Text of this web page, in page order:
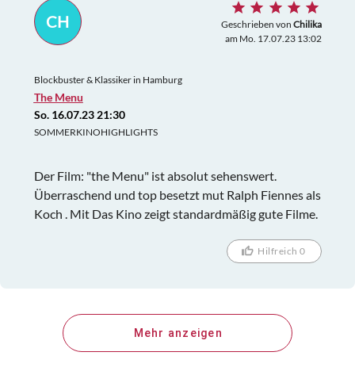
CH Geschrieben von Chilika
am Mo. 17.07.23 13:02
Blockbuster & Klassiker in Hamburg
The Menu
So. 16.07.23 21:30
SOMMERKINOHIGHLIGHTS
Der Film: "the Menu" ist absolut sehenswert.
Überraschend und top besetzt mut Ralph Fiennes als
Koch . Mit Das Kino zeigt standardmäßig gute Filme.
Hilfreich 0
Mehr anzeigen